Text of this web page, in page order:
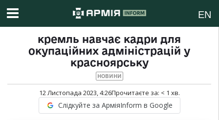
EN
кремль навчає кадри для
окупаційних адміністрацій у
красноярську
НОВИНИ
12 Листопада 2023, 4:26Прочитаєте за: < 1 хв.
Слідкуйте за АрміяInform в Google